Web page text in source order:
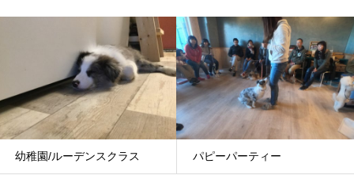
幼稚園/ルーデンスクラス パピーパーティー